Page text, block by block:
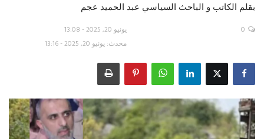
علوم وتكنولوجيا
رياضة
بقلم الكاتب و الباحث السياسي عبد الحميد عجم
يونيو 20, 2025 - 13:08
محدث: يونيو 20, 2025 - 13:16
0